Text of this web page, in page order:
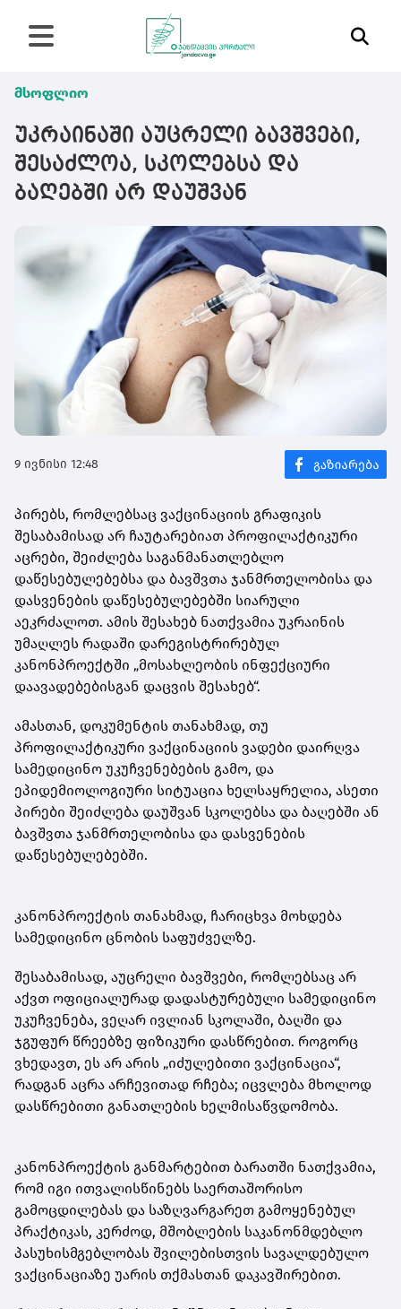
მსოფლიო
უკრაინაში აუცრელი ბავშვები,
შესაძლოა, სკოლებსა და
ბაღებში არ დაუშვან
9 ივნისი 12:48
პირებს, რომლებსაც ვაქცინაციის გრაფიკის
შესაბამისად არ ჩაუტარებიათ პროფილაქტიკური
აცრები, შეიძლება საგანმანათლებლო
დაწესებულებებსა და ბავშვთა ჯანმრთელობისა და
დასვენების დაწესებულებებში სიარული
აეკრძალოთ. ამის შესახებ ნათქვამია უკრაინის
უმაღლეს რადაში დარეგისტრირებულ
კანონპროექტში „მოსახლეობის ინფექციური
დაავადებებისგან დაცვის შესახებ“.
ამასთან, დოკუმენტის თანახმად, თუ
პროფილაქტიკური ვაქცინაციის ვადები დაირღვა
სამედიცინო უკუჩვენებების გამო, და
ეპიდემიოლოგიური სიტუაცია ხელსაყრელია, ასეთი
პირები შეიძლება დაუშვან სკოლებსა და ბაღებში ან
ბავშვთა ჯანმრთელობისა და დასვენების
დაწესებულებებში.
კანონპროექტის თანახმად, ჩარიცხვა მოხდება
სამედიცინო ცნობის საფუძველზე.
შესაბამისად, აუცრელი ბავშვები, რომლებსაც არ
აქვთ ოფიციალურად დადასტურებული სამედიცინო
უკუჩვენება, ვეღარ ივლიან სკოლაში, ბაღში და
ჯგუფურ წრეებზე ფიზიკური დასწრებით. როგორც
ვხედავთ, ეს არ არის „იძულებითი ვაქცინაცია“,
რადგან აცრა არჩევითად რჩება; იცვლება მხოლოდ
დასწრებითი განათლების ხელმისაწვდომობა.
კანონპროექტის განმარტებით ბარათში ნათქვამია,
რომ იგი ითვალისწინებს საერთაშორისო
გამოცდილებას და საზღვარგარეთ გამოყენებულ
პრაქტიკას, კერძოდ, მშობლების საკანონმდებლო
პასუხისმგებლობას შვილებისთვის სავალდებულო
ვაქცინაციაზე უარის თქმასთან დაკავშირებით.